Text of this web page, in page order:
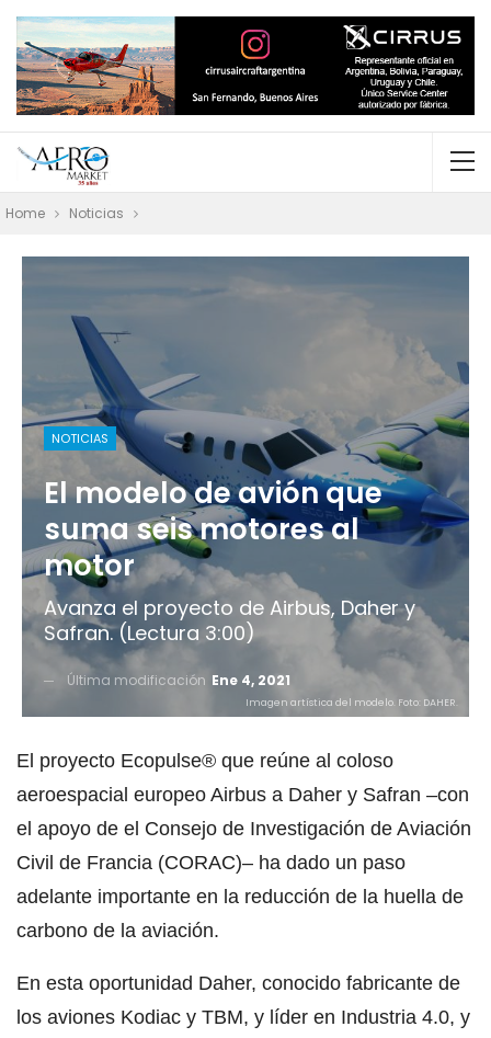
Home Noticias
NOTICIAS
El modelo de avión que
suma seis motores al
motor
Avanza el proyecto de Airbus, Daher y
Safran. (Lectura 3:00)
Última modificación Ene 4, 2021
Imagen artística del modelo. Foto: DAHER.
El proyecto Ecopulse® que reúne al coloso
aeroespacial europeo Airbus a Daher y Safran –con
el apoyo de el Consejo de Investigación de Aviación
Civil de Francia (CORAC)– ha dado un paso
adelante importante en la reducción de la huella de
carbono de la aviación.
En esta oportunidad Daher, conocido fabricante de
los aviones Kodiac y TBM, y líder en Industria 4.0, y